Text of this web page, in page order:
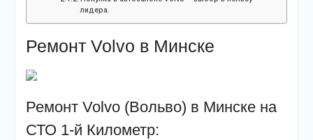
лидера.
Ремонт Volvo в Минске
Ремонт Volvo (Вольво) в Минске на
СТО 1-й Километр: